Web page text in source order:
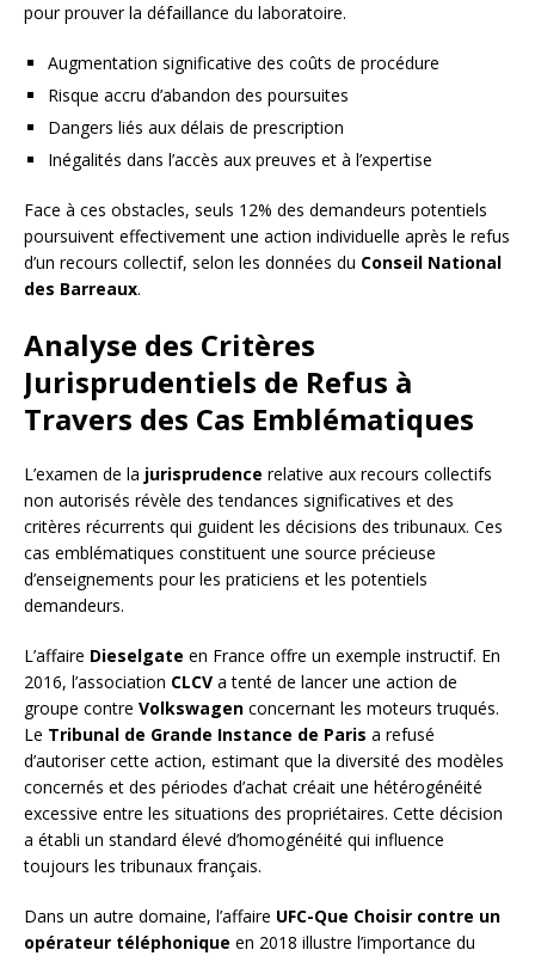
pour prouver la défaillance du laboratoire.
Augmentation significative des coûts de procédure
Risque accru d’abandon des poursuites
Dangers liés aux délais de prescription
Inégalités dans l’accès aux preuves et à l’expertise
Face à ces obstacles, seuls 12% des demandeurs potentiels
poursuivent effectivement une action individuelle après le refus
d’un recours collectif, selon les données du Conseil National
des Barreaux.
Analyse des Critères
Jurisprudentiels de Refus à
Travers des Cas Emblématiques
L’examen de la jurisprudence relative aux recours collectifs
non autorisés révèle des tendances significatives et des
critères récurrents qui guident les décisions des tribunaux. Ces
cas emblématiques constituent une source précieuse
d’enseignements pour les praticiens et les potentiels
demandeurs.
L’affaire Dieselgate en France offre un exemple instructif. En
2016, l’association CLCV a tenté de lancer une action de
groupe contre Volkswagen concernant les moteurs truqués.
Le Tribunal de Grande Instance de Paris a refusé
d’autoriser cette action, estimant que la diversité des modèles
concernés et des périodes d’achat créait une hétérogénéité
excessive entre les situations des propriétaires. Cette décision
a établi un standard élevé d’homogénéité qui influence
toujours les tribunaux français.
Dans un autre domaine, l’affaire UFC-Que Choisir contre un
opérateur téléphonique en 2018 illustre l’importance du